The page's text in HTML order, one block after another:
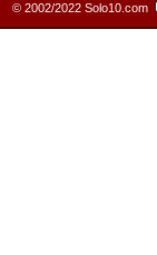
© 2002/2022 Solo10.com